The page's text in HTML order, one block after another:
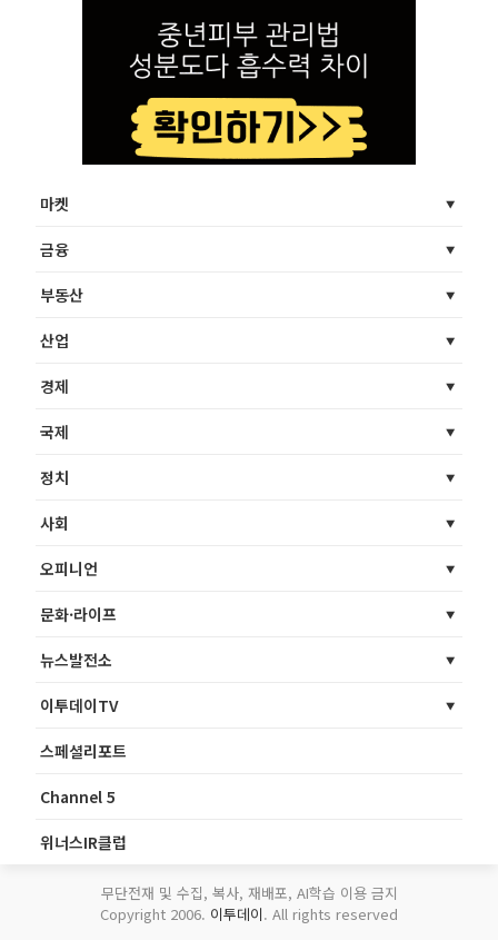
마켓
금융
부동산
산업
경제
국제
정치
사회
오피니언
문화·라이프
뉴스발전소
이투데이TV
스페셜리포트
Channel 5
위너스IR클럽
무단전재 및 수집, 복사, 재배포, AI학습 이용 금지
Copyright 2006. 이투데이. All rights reserved